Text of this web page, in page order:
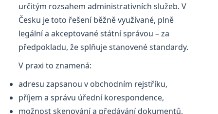
určitým rozsahem administrativních služeb. V
Česku je toto řešení běžně využívané, plně
legální a akceptované státní správou – za
předpokladu, že splňuje stanovené standardy.
V praxi to znamená:
adresu zapsanou v obchodním rejstříku,
příjem a správu úřední korespondence,
možnost skenování a předávání dokumentů,